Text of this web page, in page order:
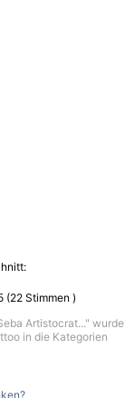
(22 Stimmen )
Artistocrat..."
in die Kategorien